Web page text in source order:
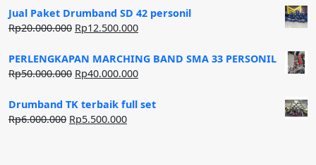
Jual Paket Drumband SD 42 personil
Rp20.000.000 Harga
adalah:
Rp20.000.000.
Rp12.500.000Harga
ini
adalah:
PERLENGKAPAN MARCHING BAND SMA 33 PERSONIL
Rp50.000.000 Harga
adalah:
Rp50.000.000.
Rp40.000.000Harga
ini
Drumband TK terbaik full set
Rp6.000.000 Harga
Rp5.500.000Harga